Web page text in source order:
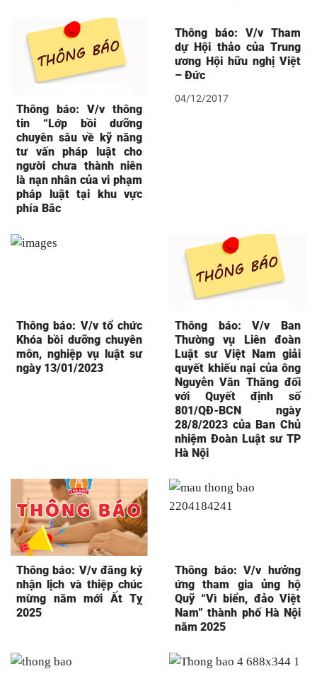
Thông báo: V/v thông
tin “Lớp bồi dưỡng
chuyên sâu về kỹ năng
tư vấn pháp luật cho
người chưa thành niên
là nạn nhân của vi phạm
pháp luật tại khu vực
phía Bắc
Thông báo: V/v Tham
dự Hội thảo của Trung
ương Hội hữu nghị Việt
– Đức
04/12/2017
Thông báo: V/v tổ chức
Khóa bồi dưỡng chuyên
môn, nghiệp vụ luật sư
ngày 13/01/2023
Thông báo: V/v Ban
Thường vụ Liên đoàn
Luật sư Việt Nam giải
quyết khiếu nại của ông
Nguyễn Văn Thăng đối
với Quyết định số
801/QĐ-BCN ngày
28/8/2023 của Ban Chủ
nhiệm Đoàn Luật sư TP
Hà Nội
Thông báo: V/v đăng ký
nhận lịch và thiệp chúc
mừng năm mới Ất Tỵ
2025
Thông báo: V/v hưởng
ứng tham gia ủng hộ
Quỹ “Vì biển, đảo Việt
Nam” thành phố Hà Nội
năm 2025